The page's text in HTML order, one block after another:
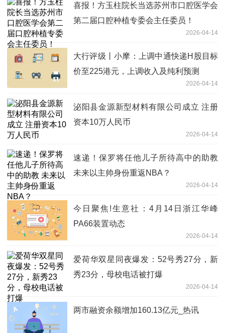
​喜报！方玉柱院长当选苏州市口腔医学会
第二届口腔种植专委会主任委员！
2026-04-14
大行评级丨小摩：上调中通快递H股目标
价至225港元，上调收入及纯利预测
2026-04-14
泌阳县金源新型材料有限公司成立 注册
资本10万人民币
2026-04-14
速递！保罗将任他儿子所待高中的助教
未来以主帅身份重返NBA？
2026-04-14
今日聚焦!生意社：4月14日浙江华峰
PA66装置动态
2026-04-14
爱荷华双星同夜爆发：52号秀27分，新
秀23分，母校电话被打爆
2026-04-14
两市融资余额增加160.13亿元_热讯